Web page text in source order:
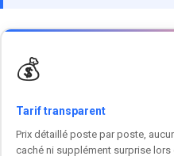
💰
Tarif transparent
Prix détaillé poste par poste,
caché ni supplément surprise lors